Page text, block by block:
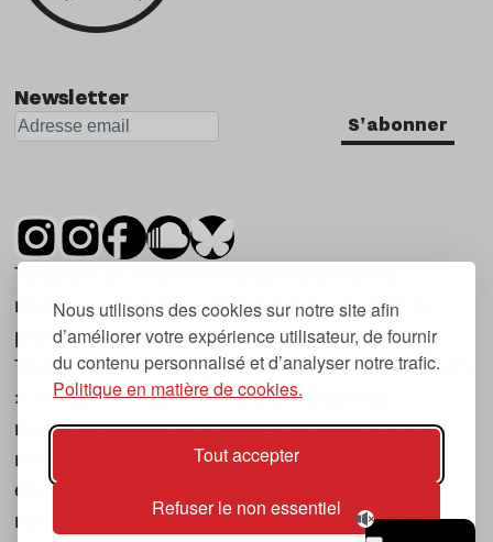
Nous utilisons des cookies sur notre site afin
d’améliorer votre expérience utilisateur, de fournir
du contenu personnalisé et d’analyser notre trafic.
Politique en matière de cookies.
Tout accepter
Refuser le non essentiel
Newsletter
S'abonner
Tsugi est un mensuel indépendant sur la
musique et les nouvelles tendances, dont la
première parution date de 2007.
Tsugi en japonais signifie « prochain », « suivant
», ce qui correspond à la thématique du
magazine, à l’affût des nouvelles tendances
musicales, qu’elles viennent de la musique
électronique, du rock ou du hip hop, et des
nouveaux phénomènes de société liés à la